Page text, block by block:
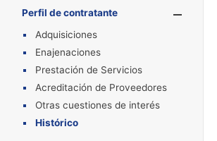
Perfil de contratante
Adquisiciones
Enajenaciones
Prestación de Servicios
Acreditación de Proveedores
Otras cuestiones de interés
Histórico